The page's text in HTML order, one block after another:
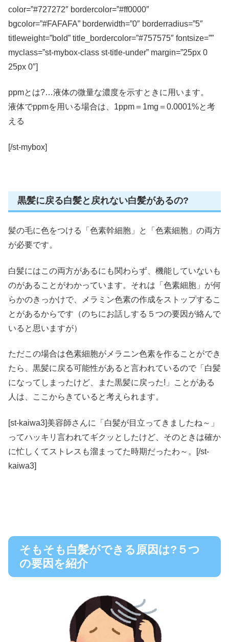
color=”#727272″ bordercolor=”#ff0000″
bgcolor=”#FAFAFA” borderwidth=”0″ borderradius=”5″
titleweight=”bold” title_bordercolor=”#757575″ fontsize=””
myclass=”st-mybox-class st-title-under” margin=”25px 0
25px 0″]
ppmとは?…液体の微量な濃度を示すときに用います。
液体でppmを用いる場合は、 1ppm＝1mg＝0.0001%と考
える
[/st-mybox]
黒髪に戻る白髪と戻れない白髪があるの?
髪の毛に色をつける 「色素幹細胞」 と 「色素細胞」 の両方
が必要です。
白髪にはこの両方があるにも関わらず、機能していないも
のがあることがわかっています。それは 「色素細胞」 が何
らかのきっかけで、メラミン色素の作成をストップするこ
とがあるからです（のちにお話しする５つの要因が絡んで
いると思いますが）
ただこの場合は色素細胞がメラニン色素を作ることができ
たら、黒髪に戻る可能性があると言われているので「白髪
になってしまったけど、また黒髪に戻った!」ことがある
人は、ここからきていると考えられます。
[st-kaiwa3]美容師さんに「白髪が目立ってきましたね～」
ってハッキリ言われてギクッとしたけど、そのときは確か
に忙しくてストレスも溜まってた時期だったわ～。[/st-
kaiwa3]
そもそも白髪ができる原因は?５つ
の要因を紹介